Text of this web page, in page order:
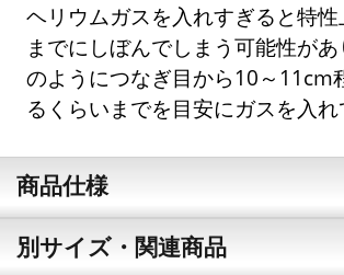
ヘリウムガスを入れすぎると特
までにしぼんでしまう可能性が
のようにつなぎ目から10～11cm
るくらいまでを目安にガスを入れ
商品仕様
別サイズ・関連商品